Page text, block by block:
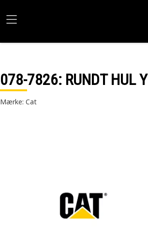
078-7826: RUNDT HUL Y
Mærke: Cat